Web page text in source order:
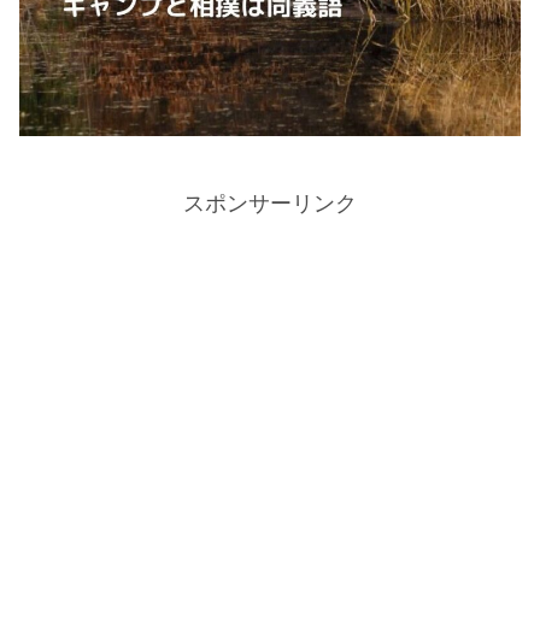
スポンサーリンク